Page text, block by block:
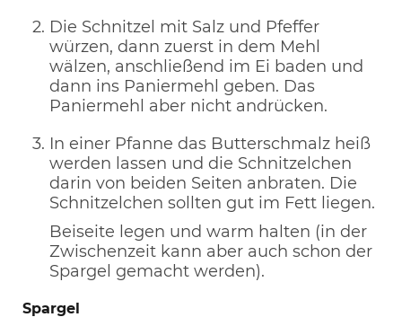
Die Schnitzel mit Salz und Pfeffer
würzen, dann zuerst in dem Mehl
wälzen, anschließend im Ei baden und
dann ins Paniermehl geben. Das
Paniermehl aber nicht andrücken.
In einer Pfanne das Butterschmalz heiß
werden lassen und die Schnitzelchen
darin von beiden Seiten anbraten. Die
Schnitzelchen sollten gut im Fett liegen.
Beiseite legen und warm halten (in der
Zwischenzeit kann aber auch schon der
Spargel gemacht werden).
Spargel